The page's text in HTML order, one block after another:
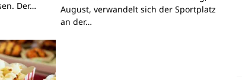
Der…
August, verwandelt sich der Sportplatz
an der…